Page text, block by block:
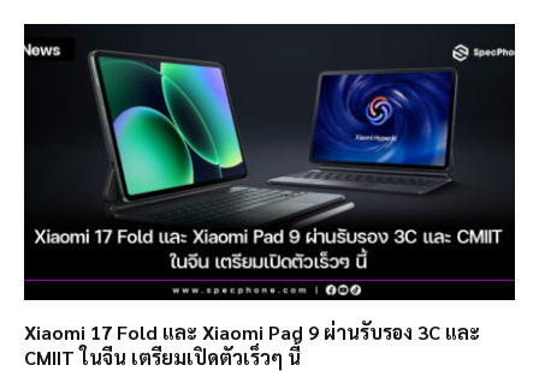
Xiaomi 17 Fold และ Xiaomi Pad 9 ผ่านรับรอง 3C และ
CMIIT ในจีน เตรียมเปิดตัวเร็วๆ นี้